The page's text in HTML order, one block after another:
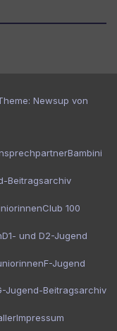
Newsup von
Bambini
Beitragsarchiv
Club 100
D1- und D2-Jugend
F-Jugend
Jugend-Beitragsarchiv
Impressum